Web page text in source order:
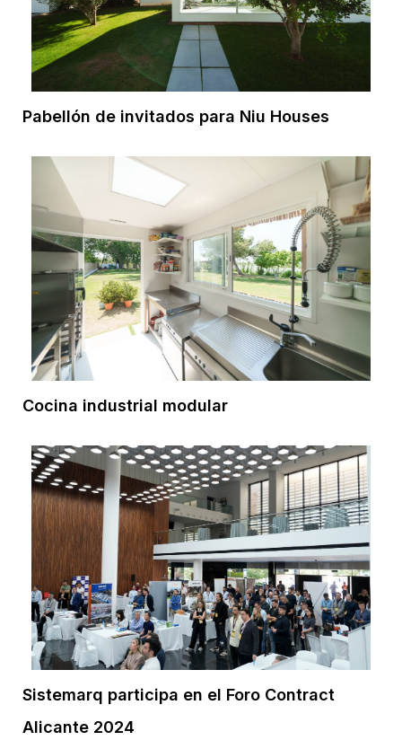
Pabellón de invitados para Niu Houses
Cocina industrial modular
Sistemarq participa en el Foro Contract
Alicante 2024